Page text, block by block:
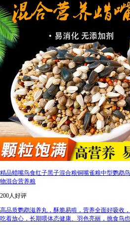
精品蜡嘴鸟食红子黑子混合粮铜嘴雀粮中型鹦鹉
物混合营养粮
200人好评
高品质鹦鹉滋养丸，酥脆易啃，营养全面好吸收
吃着放心，长期喂体态健康、羽色亮丽，挑食鸟